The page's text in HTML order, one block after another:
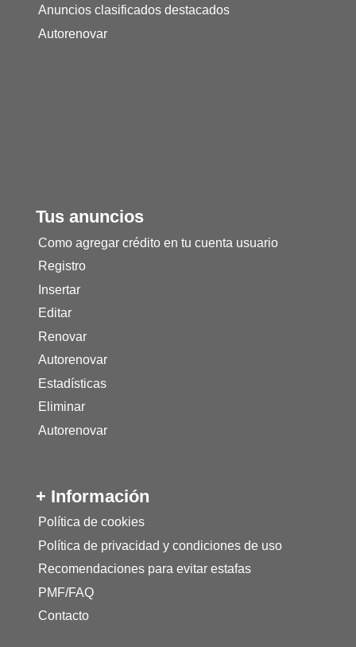
Anuncios clasificados destacados
Autorenovar
Tus anuncios
Como agregar crédito en tu cuenta usuario
Registro
Insertar
Editar
Renovar
Autorenovar
Estadísticas
Eliminar
Autorenovar
+ Información
Política de cookies
Política de privacidad y condiciones de uso
Recomendaciones para evitar estafas
PMF/FAQ
Contacto